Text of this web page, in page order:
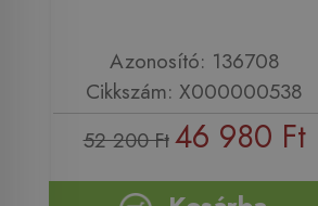
Azonosító: 136708
Cikkszám: X000000538
52 200 Ft 46 980 Ft